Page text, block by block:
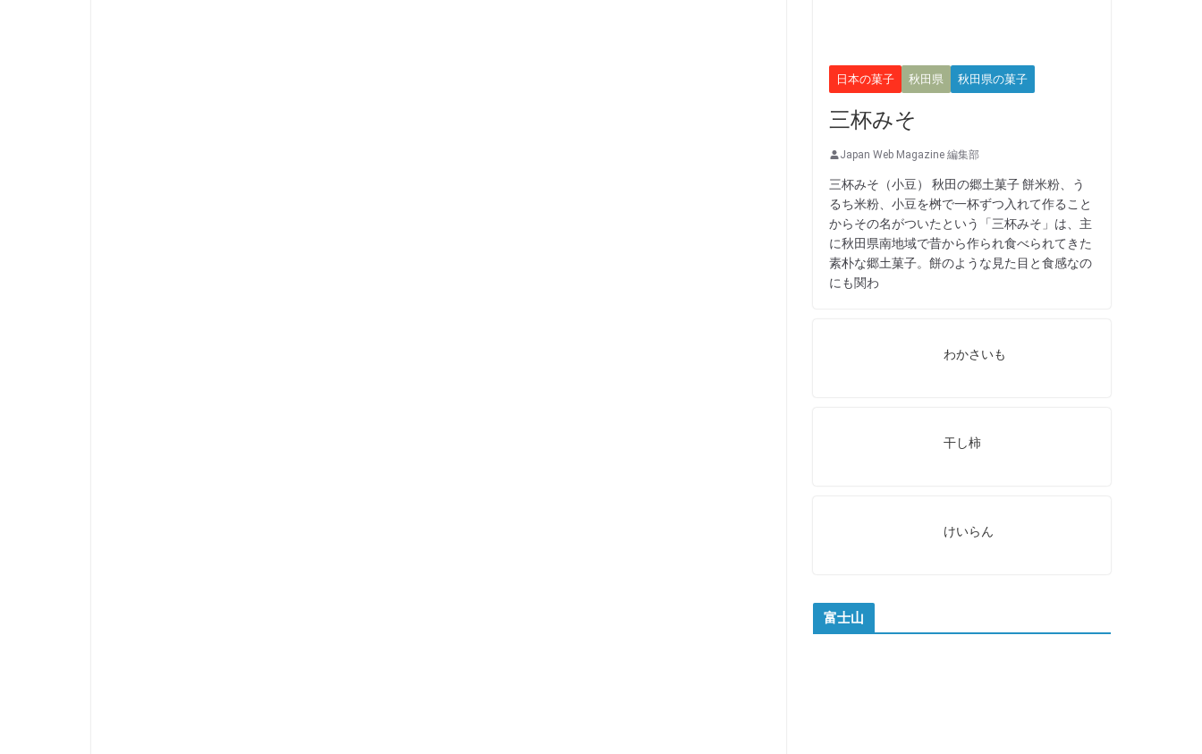
日本の菓子 秋田県 秋田県の菓子
三杯みそ
Japan Web Magazine 編集部
三杯みそ（小豆） 秋田の郷土菓子 餅米粉、う
るち米粉、小豆を桝で一杯ずつ入れて作ること
からその名がついたという「三杯みそ」は、主
に秋田県南地域で昔から作られ食べられてきた
素朴な郷土菓子。餅のような見た目と食感なの
にも関わ
わかさいも
干し柿
けいらん
富士山